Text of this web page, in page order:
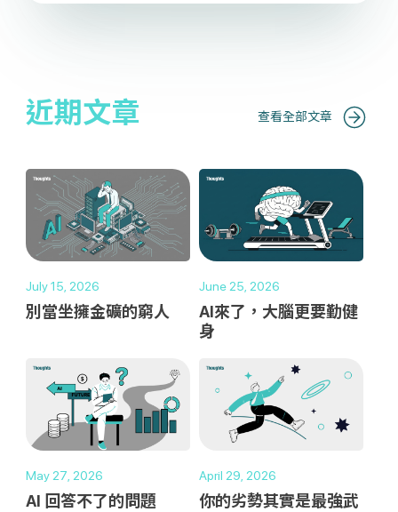
近期文章 查看全部文章
July 15, 2026
別當坐擁金礦的窮人
June 25, 2026
AI來了，大腦更要勤健
身
May 27, 2026
AI 回答不了的問題
April 29, 2026
你的劣勢其實是最強武